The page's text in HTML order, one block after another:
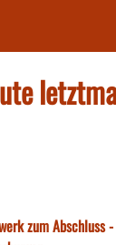
zum Abschluss -